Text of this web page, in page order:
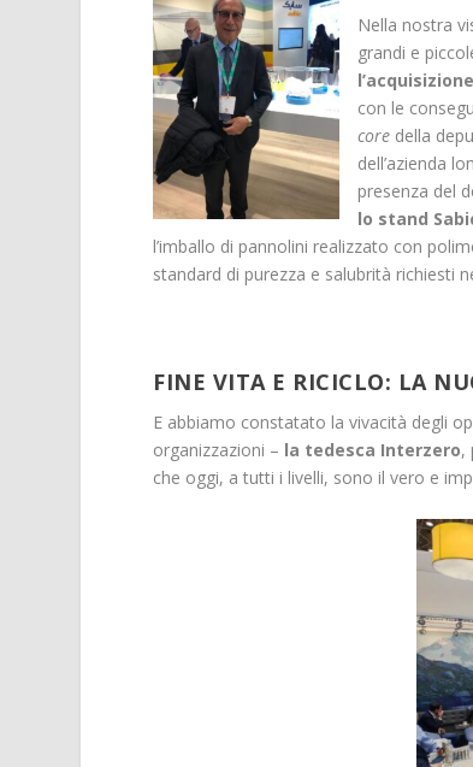
Nella nostra
grandi e
con le
core della
dell’azienda
presenza del
lo stand
l’imballo di pannolini realizzato con
standard di purezza e salubrità richiesti
FINE VITA E RICICLO: LA
E abbiamo constatato la vivacità degli
organizzazioni – la tedesca Interzero,
che oggi, a tutti i livelli, sono il vero e